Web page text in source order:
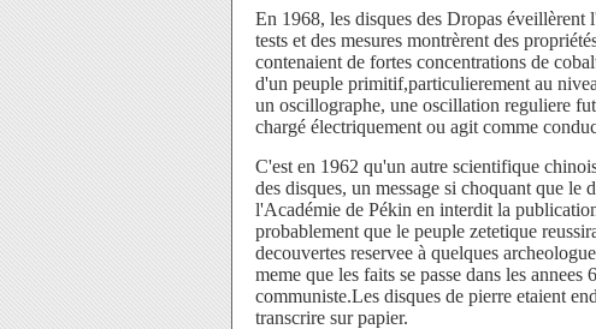
En 1968, les disques des Dropas
tests et des mesures montrèrent des
contenaient de fortes concentrations de
d'un peuple primitif,particulierement au
un oscillographe, une oscillation reguliere
chargé électriquement ou agit comme
C'est en 1962 qu'un autre scientifique
des disques, un message si choquant que le
l'Académie de Pékin en interdit la
probablement que le peuple zetetique
decouvertes reservee à quelques
meme que les faits se passe dans les
communiste.Les disques de pierre etaient
transcrire sur papier.